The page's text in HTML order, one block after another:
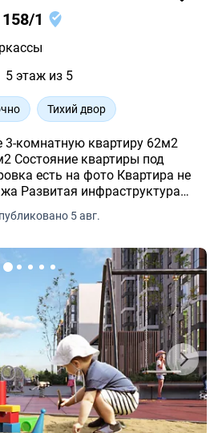
1
5 этаж из 5
Тихий двор
3-комнатную квартиру 62м2
есть на фото Квартира не
5 авг.